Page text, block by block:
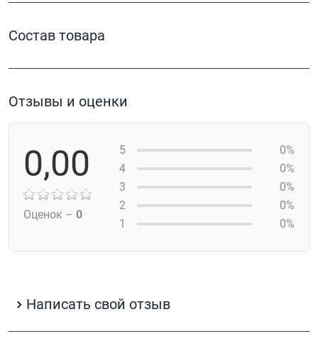
Состав товара
Отзывы и оценки
0,00
Оценок – 0
5
0%
4
0%
3
0%
2
0%
1
0%
Написать свой отзыв